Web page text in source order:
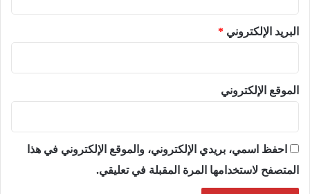
البريد الإلكتروني *
الموقع الإلكتروني
احفظ اسمي، بريدي الإلكتروني، والموقع الإلكتروني في هذا
المتصفح لاستخدامها المرة المقبلة في تعليقي.